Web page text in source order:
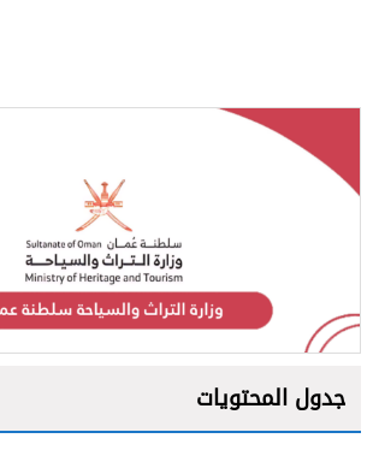
جدول المحتويات